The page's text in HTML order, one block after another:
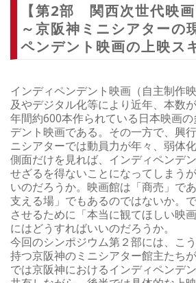
【第2部 関西次世代映
～京阪神ミニシアターの
ペンデント映画の上映ス
インディペンデント映画（自主制作
及やデジタル化等により近年、本数
年間約600本作られている日本映画
デント映画である。その一方で、興
ニシアターでは動員力が年々、弱体
側面だけを見れば、インディペンデ
せざるを得ないことになってしまう
いのだろうか。映画館は「商売」で
支える場」でもあるのではないか。
させるために「本当に観てほしい映
にはどうすればいいのだろうか。
今回のシンポジウム第２部には、こ
持つ京阪神のミニシアター館主たち
では京阪神におけるインディペンデ